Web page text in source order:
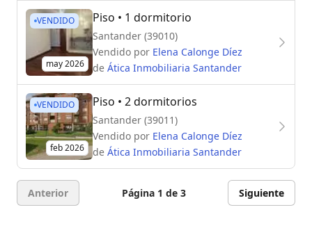
VENDIDO
may 2026
Piso • 1 dormitorio
Santander (39010)
Vendido por Elena Calonge Díez
de Ática Inmobiliaria Santander
VENDIDO
feb 2026
Piso • 2 dormitorios
Santander (39011)
Vendido por Elena Calonge Díez
de Ática Inmobiliaria Santander
Anterior Página 1 de 3 Siguiente